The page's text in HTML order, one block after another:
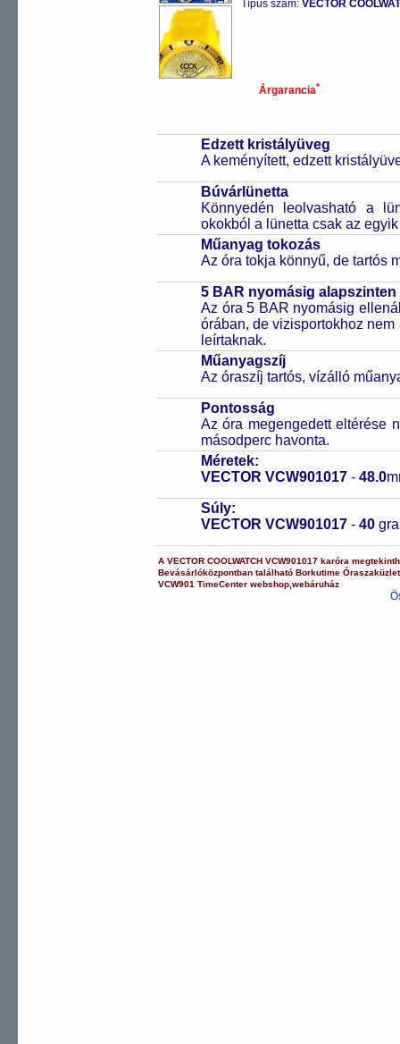
Típus szám: VECTOR
Árgarancia*
Edzett kristályüveg
A keményített, edzett
Búvárlünetta
Könnyedén leolvasható a
okokból a lünetta csak az
Műanyag tokozás
Az óra tokja könnyű, de tartós
5 BAR nyomásig alapszinten
Az óra 5 BAR nyomásig
órában, de vizisportokhoz
leírtaknak.
Műanyagszíj
Az óraszíj tartós, vízálló
Pontosság
Az óra megengedett eltérése
másodperc havonta.
Méretek:
VECTOR VCW901017 - 48.0
Súly:
VECTOR VCW901017 - 40
AVECTOR COOLWATCH VCW901017 karóra
Bevásárlóközpontban található Borkutime
VCW901 TimeCenter webshop ,webáruház